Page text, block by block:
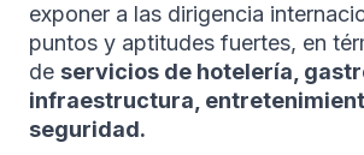
exponer a las dirigencia
puntos y aptitudes fuertes, en
de servicios de hotelería,
infraestructura,
seguridad.